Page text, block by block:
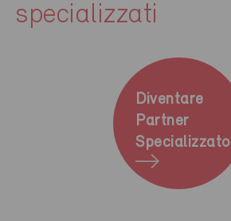
specializzati
Diventare
Partner
Specializzato